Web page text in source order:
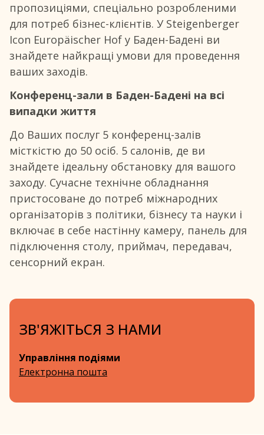
пропозиціями, спеціально розробленими
для потреб бізнес-клієнтів. У Steigenberger
Icon Europäischer Hof у Баден-Бадені ви
знайдете найкращі умови для проведення
ваших заходів.
Конференц-зали в Баден-Бадені на всі
випадки життя
До Ваших послуг 5 конференц-залів
місткістю до 50 осіб. 5 салонів, де ви
знайдете ідеальну обстановку для вашого
заходу. Сучасне технічне обладнання
пристосоване до потреб міжнародних
організаторів з політики, бізнесу та науки і
включає в себе настінну камеру, панель для
підключення столу, приймач, передавач,
сенсорний екран.
ЗВ'ЯЖІТЬСЯ З НАМИ
Управління подіями
Електронна пошта